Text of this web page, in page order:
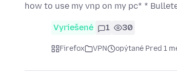
how to use my vnp on my pc* *
Vyriešené 1 30
Firefox VPN opýtané Pred 1